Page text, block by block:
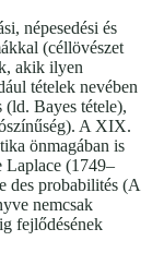
népesedési és
(céllövészet
akik ilyen
tételek nevében
Bayes tétele),
A XIX.
önmagában is
Laplace (1749–
des probabilités (A
nemcsak
fejlődésének